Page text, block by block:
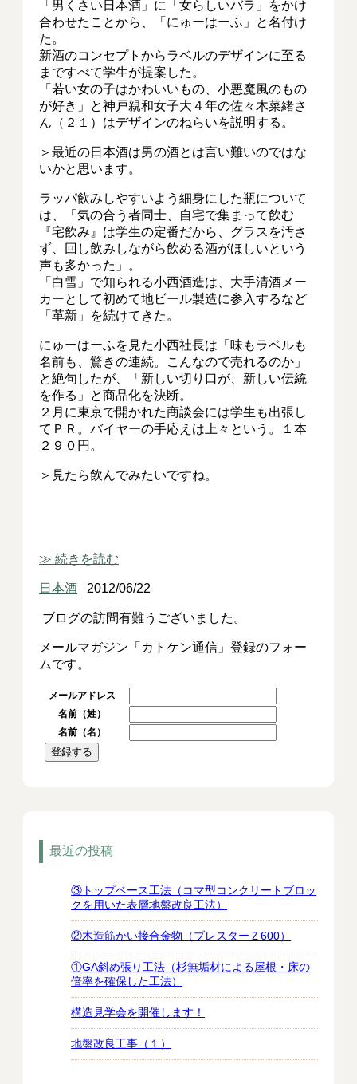
「男くさい日本酒」に「女らしいバラ」をかけ
合わせたことから、「にゅーはーふ」と名付け
た。
新酒のコンセプトからラベルのデザインに至る
まですべて学生が提案した。
「若い女の子はかわいいもの、小悪魔風のもの
が好き」と神戸親和女子大４年の佐々木菜緒さ
ん（２１）はデザインのねらいを説明する。
＞最近の日本酒は男の酒とは言い難いのではな
いかと思います。
ラッパ飲みしやすいよう細身にした瓶について
は、「気の合う者同士、自宅で集まって飲む
『宅飲み』は学生の定番だから、グラスを汚さ
ず、回し飲みしながら飲める酒がほしいという
声も多かった」。
「白雪」で知られる小西酒造は、大手清酒メー
カーとして初めて地ビール製造に参入するなど
「革新」を続けてきた。
にゅーはーふを見た小西社長は「味もラベルも
名前も、驚きの連続。こんなので売れるのか」
と絶句したが、「新しい切り口が、新しい伝統
を作る」と商品化を決断。
２月に東京で開かれた商談会には学生も出張し
てＰＲ。バイヤーの手応えは上々という。１本
２９０円。
＞見たら飲んでみたいですね。
≫ 続きを読む
日本酒 2012/06/22
ブログの訪問有難うございました。
メールマガジン「カトケン通信」登録のフォー
ムです。
メールアドレス
名前（姓）
名前（名）
最近の投稿
③トップベース工法（コマ型コンクリートブロッ
クを用いた表層地盤改良工法）
②木造筋かい接合金物（ブレスターＺ600）
①GA斜め張り工法（杉無垢材による屋根・床の
倍率を確保した工法）
構造見学会を開催します！
地盤改良工事（１）